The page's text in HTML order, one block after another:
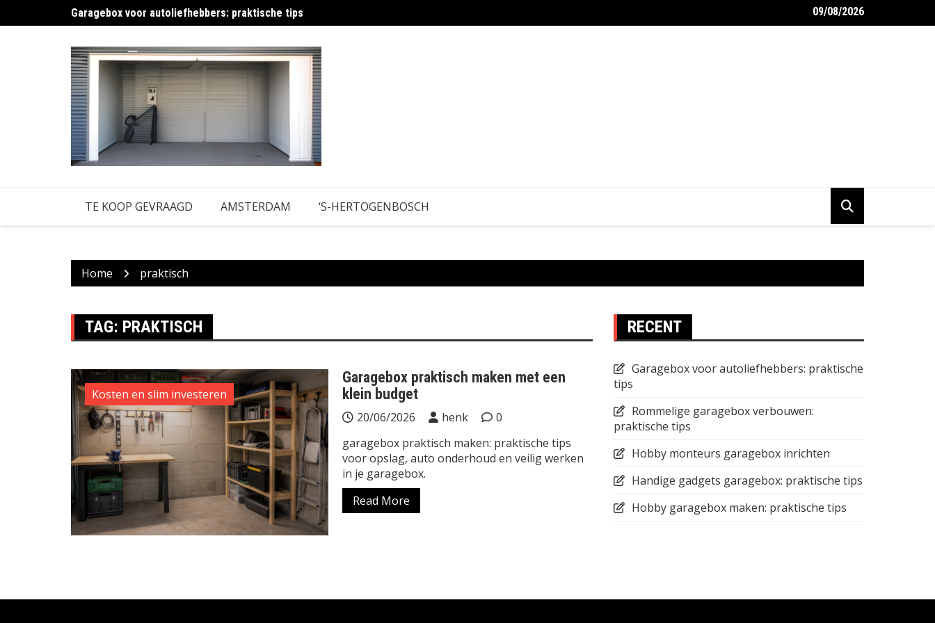
to
Garagebox voor autoliefhebbers: praktische tips
Rommelige garagebox verbouwen: praktische tips 09/08/2026
TE KOOP GEVRAAGD AMSTERDAM ‘S-HERTOGENBOSCH
Home praktisch
TAG: PRAKTISCH
Kosten en slim investeren
Garagebox praktisch maken met een
klein budget
20/06/2026 henk
0
garagebox praktisch maken: praktische tips
voor opslag, auto onderhoud en veilig werken
in je garagebox.
Read More
RECENT
Garagebox voor autoliefhebbers: praktische
tips
Rommelige garagebox verbouwen:
praktische tips
Hobby monteurs garagebox inrichten
Handige gadgets garagebox: praktische tips
Hobby garagebox maken: praktische tips